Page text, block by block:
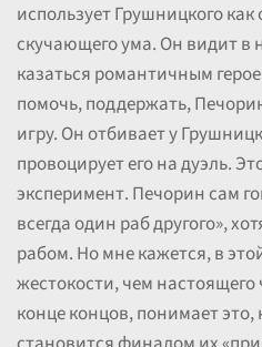
использует Грушницкого как
скучающего ума. Он видит
казаться романтичным
помочь, поддержать,
игру. Он отбивает у
провоцирует его на дуэль.
эксперимент. Печорин сам
всегда один раб другого»,
рабом. Но мне кажется, в
жестокости, чем
конце концов, понимает